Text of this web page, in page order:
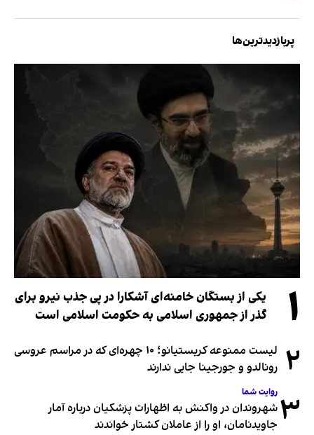
پربازدیدترین‌ها
۱
یکی از بستگان خامنه‌ای آشکارا در پی جذب نیرو برای
گذر از جمهوری اسلامی به حکومت اسلامی است
۲
لیست ممنوعه کریستیانو؛ ۱۰ چهره‌ای که در مراسم عروسی
رونالدو و جورجینا جایی ندارند
۳ روایت شما
شهروندان در واکنش به اظهارات پزشکیان درباره آمار
جاویدنامان، او را از عاملان کشتار خواندند